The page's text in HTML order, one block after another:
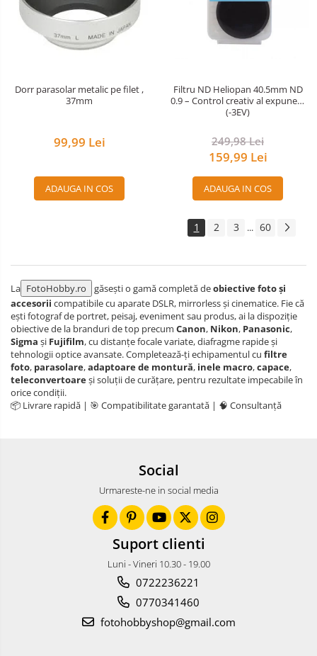
Dorr parasolar metalic pe filet ,
37mm
99,99 Lei
ADAUGA IN COS
Filtru ND Heliopan 40.5mm ND
0.9 – Control creativ al expunerii
(-3EV)
249,98 Lei
159,99 Lei
ADAUGA IN COS
1 2 3 ... 60
La FotoHobby.ro găsești o gamă completă deobiective foto și
accesorii compatibile cu aparate DSLR, mirrorless și cinematice. Fie că
ești fotograf de portret, peisaj, eveniment sau produs, ai la dispoziție
obiective de la branduri de top precum Canon, Nikon, Panasonic,
Sigma și Fujifilm, cu distanțe focale variate, diafragme rapide și
tehnologii optice avansate. Completează-ți echipamentul cu filtre
foto, parasolare,adaptoare de montură, inele macro,capace,
teleconvertoareși soluții de curățare, pentru rezultate impecabile în
orice condiții.
📦 Livrare rapidă | 🎯 Compatibilitate garantată | 🧠 Consultanță
Social
Urmareste-ne in social media
Suport clienti
Luni - Vineri 10.30 - 19.00
0722236221
0770341460
fotohobbyshop@gmail.com